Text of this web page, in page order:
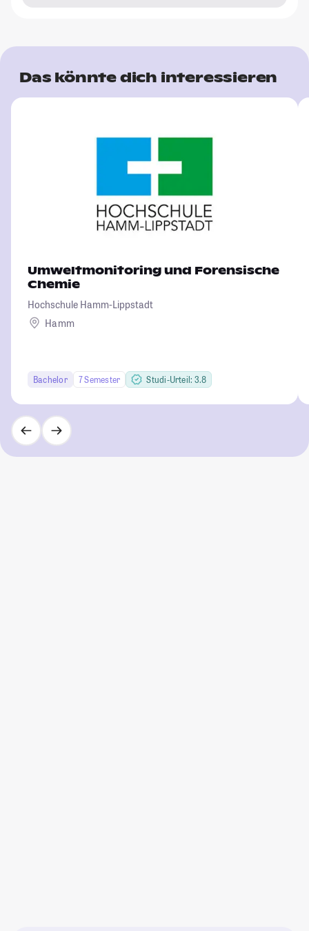
Das könnte dich interessieren
Umweltmonitoring und Forensische
Chemie
Hochschule Hamm-Lippstadt
Hamm
Bachelor 7 Semester Studi-Urteil: 3.8